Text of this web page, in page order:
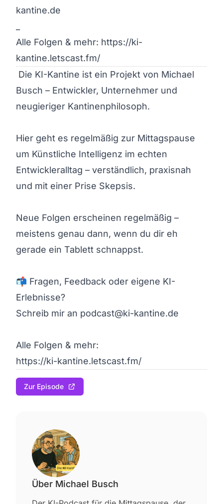
kantine.de
Alle Folgen & mehr: https://ki-
kantine.letscast.fm/
Busch – Entwickler, Unternehmer und
neugieriger Kantinenphilosoph.
Hier geht es regelmäßig zur Mittagspause
um Künstliche Intelligenz im echten
Entwickleralltag – verständlich, praxisnah
und mit einer Prise Skepsis.
Neue Folgen erscheinen regelmäßig –
meistens genau dann, wenn du dir eh
gerade ein Tablett schnappst.
📬 Fragen, Feedback oder eigene KI-
Erlebnisse?
Schreib mir an podcast@ki-kantine.de
Alle Folgen & mehr:
https://ki-kantine.letscast.fm/
Zur Episode
Über Michael Busch